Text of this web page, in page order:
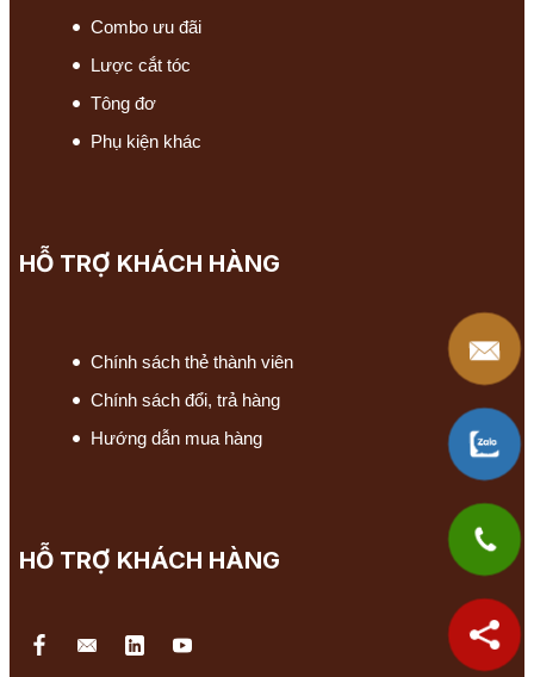
Combo ưu đãi
Lược cắt tóc
Tông đơ
Phụ kiện khác
HỖ TRỢ KHÁCH HÀNG
Chính sách thẻ thành viên
Chính sách đổi, trả hàng
Hướng dẫn mua hàng
HỖ TRỢ KHÁCH HÀNG